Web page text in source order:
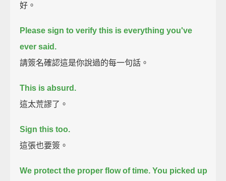
好。
Please sign to verify this is everything you've
ever said.
請簽名確認這是你說過的每一句話。
This is absurd.
這太荒謬了。
Sign this too.
這張也要簽。
We protect the proper flow of time. You picked up